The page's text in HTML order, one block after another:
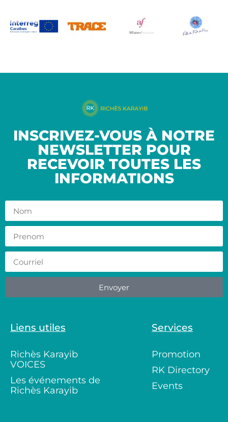
INSCRIVEZ-VOUS À NOTRE
NEWSLETTER POUR
RECEVOIR TOUTES LES
INFORMATIONS
Envoyer
Liens utiles
Richès Karayib
VOICES
Les événements de
Richès Karayib
Services
Promotion
RK Directory
Events